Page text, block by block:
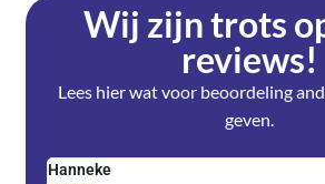
Wij zijn trots
reviews!
Lees hier wat voor beoordeling
geven.
Hanneke